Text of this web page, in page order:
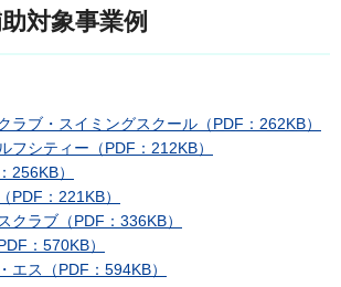
対象事業例
ラブ・スイミングスクール（PDF：262KB）
フシティー（PDF：212KB）
256KB）
PDF：221KB）
クラブ（PDF：336KB）
：570KB）
エス（PDF：594KB）